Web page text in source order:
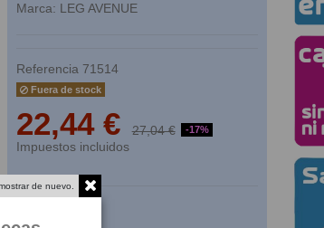
Marca: LEG AVENUE
Referencia 71514
Fuera de stock
22,44 € 27,04 € -17%
Impuestos incluidos
de nuevo.